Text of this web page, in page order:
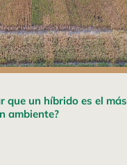
que un híbrido es el más
ambiente?